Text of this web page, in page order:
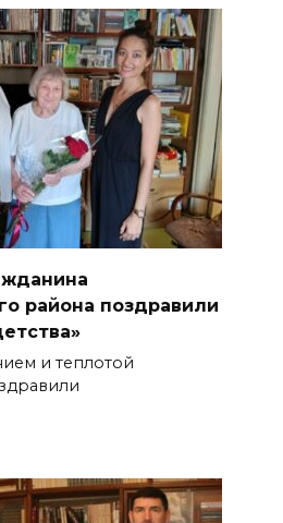
района поздравили
и теплотой